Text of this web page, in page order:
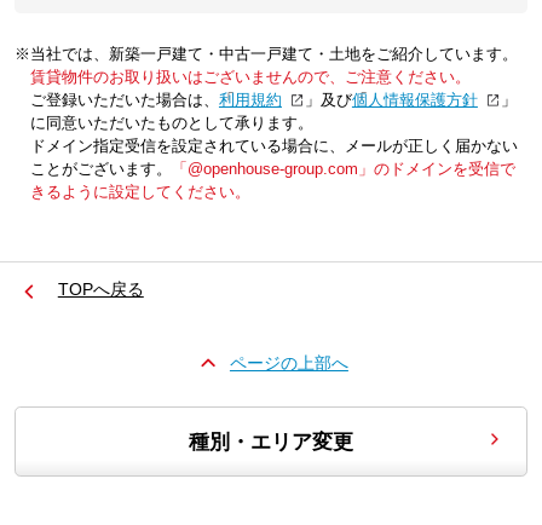
※当社では、新築一戸建て・中古一戸建て・土地をご紹介しています。
賃貸物件のお取り扱いはございませんので、ご注意ください。
ご登録いただいた場合は、「利用規約 」及び「個人情報保護方針
」
に同意いただいたものとして承ります。
ドメイン指定受信を設定されている場合に、メールが正しく届かない
ことがございます。
「@openhouse-group.com」のドメインを受信で
きるように設定してください。
TOPへ戻る
ページの上部へ
種別・エリア変更